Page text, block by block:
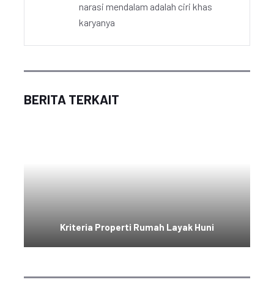
narasi mendalam adalah ciri khas
karyanya
BERITA TERKAIT
Kriteria Properti Rumah Layak Huni